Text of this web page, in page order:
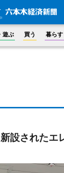
遊ぶ 買う 暮らす
設されたエ